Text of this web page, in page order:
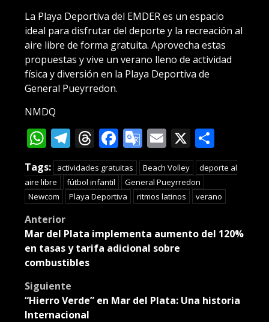
La Playa Deportiva del EMDER es un espacio
ideal para disfrutar del deporte y la recreación al
aire libre de forma gratuita. Aprovecha estas
propuestas y vive un verano lleno de actividad
física y diversión en la Playa Deportiva de
General Pueyrredon.
NMDQ
WhatsApp
Telegram
Threads
Facebook
Google
Translate
Email
X
Tags: actividades gratuitas Beach Volley
deporte al
aire libre
fútbol infantil
General Pueyrredon
Newcom
Playa Deportiva ritmos latinos verano
Post
navigation
Anterior
Mar del Plata implementa aumento del 120%
en tasas y tarifa adicional sobre
combustibles
Siguiente
“Hierro Verde” en Mar del Plata: Una historia
Internacional